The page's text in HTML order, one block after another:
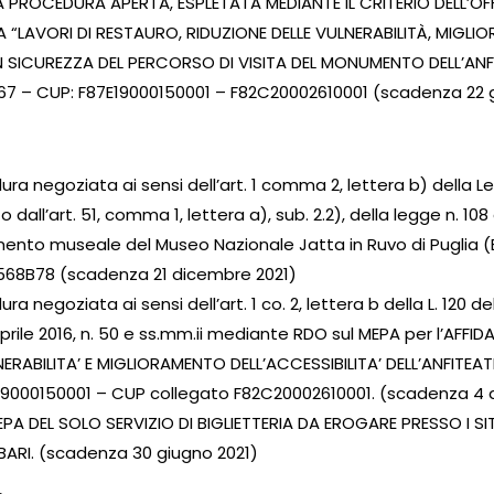
“LAVORI DI RESTAURO, RIDUZIONE DELLE VULNERABILITÀ,
SICUREZZA DEL PERCORSO DI VISITA DEL MONUMENTO
– CUP: F87E19000150001 – F82C20002610001 (scadenza
negoziata ai sensi dell’art. 1 comma 2, lettera b) della
dall’art. 51, comma 1, lettera a), sub. 2.2), della legge n.
museale del Museo Nazionale Jatta in Ruvo di Puglia
(scadenza 21 dicembre 2021)
negoziata ai sensi dell’art. 1 co. 2, lettera b della L. 120
2016, n. 50 e ss.mm.ii mediante RDO sul MEPA per
E MIGLIORAMENTO DELL’ACCESSIBILITA’
– CUP collegato F82C20002610001. (scadenza
DEL SOLO SERVIZIO DI BIGLIETTERIA DA EROGARE PRESSO I
(scadenza 30 giugno 2021)